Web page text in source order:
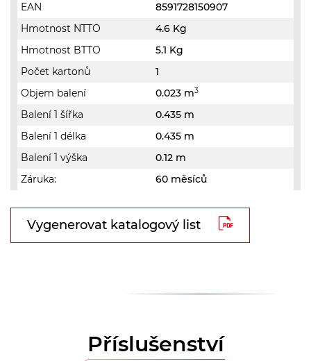
EAN
8591728150907
Hmotnost NTTO
4.6 Kg
Hmotnost BTTO
5.1 Kg
Počet kartonů
1
Objem balení
0.023 m3
Balení 1 šířka
0.435 m
Balení 1 délka
0.435 m
Balení 1 výška
0.12 m
Záruka:
60 měsíců
Vygenerovat katalogový list
Příslušenství